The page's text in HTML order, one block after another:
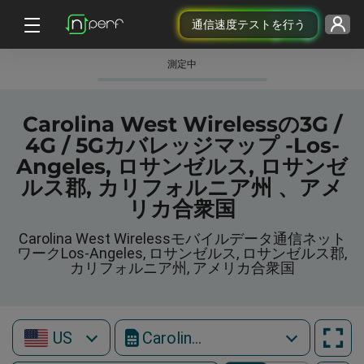
通信速度テストを行う
測定中
Carolina West Wirelessの3G /
4G / 5Gカバレッジマップ -Los-
Angeles, ロサンゼルス, ロサンゼ
ルス郡, カリフォルニア州 、アメ
リカ合衆国
Carolina West Wirelessモバイルデータ通信ネット
ワークLos-Angeles, ロサンゼルス, ロサンゼルス郡,
カリフォルニア州, アメリカ合衆国
US Carolina West Wireless